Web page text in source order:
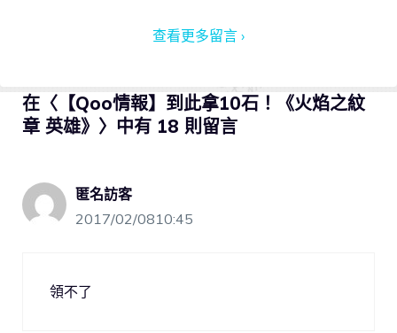
查看更多留言 ›
在〈【Qoo情報】到此拿10石！《火焰之紋
章 英雄》〉中有 18 則留言
匿名訪客
2017/02/0810:45
領不了